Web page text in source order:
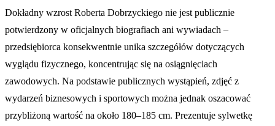
Dokładny wzrost Roberta Dobrzyckiego nie jest publicznie
potwierdzony w oficjalnych biografiach ani wywiadach –
przedsiębiorca konsekwentnie unika szczegółów dotyczących
wyglądu fizycznego, koncentrując się na osiągnięciach
zawodowych. Na podstawie publicznych wystąpień, zdjęć z
wydarzeń biznesowych i sportowych można jednak oszacować
przybliżoną wartość na około 180–185 cm. Prezentuje sylwetkę